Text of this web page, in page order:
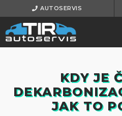
Přeskočit
na
obsah
AUTOSERVIS
KDY JE
JAK TO